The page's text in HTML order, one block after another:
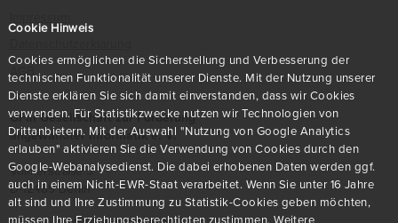
Cookie Hinweis
Cookies ermöglichen die Sicherstellung und Verbesserung der
technischen Funktionalität unserer Dienste. Mit der Nutzung unserer
Dienste erklären Sie sich damit einverstanden, dass wir Cookies
verwenden. Für Statistikzwecke nutzen wir Technologien von
Drittanbietern. Mit der Auswahl "Nutzung von Google Analytics
erlauben" aktivieren Sie die Verwendung von Cookies durch den
Google-Webanalysedienst. Die dabei erhobenen Daten werden ggf.
auch in einem Nicht-EWR-Staat verarbeitet. Wenn Sie unter 16 Jahre
alt sind und Ihre Zustimmung zu Statistik-Cookies geben möchten,
müssen Ihre Erziehungsberechtigten zustimmen. Weitere
AGB
GFaI Gesellschaft zur Förderung
angewandter Informatik e. V.
Volmerstraße 3
D-12489 Berlin